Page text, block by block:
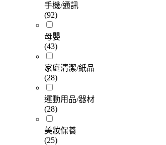
手機/通訊
(92)
母嬰
(43)
家庭清潔/紙品
(28)
運動用品/器材
(28)
美妝保養
(25)